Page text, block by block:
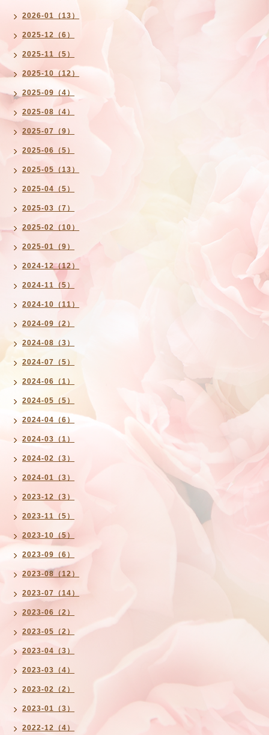
2026-01（13）
2025-12（6）
2025-11（5）
2025-10（12）
2025-09（4）
2025-08（4）
2025-07（9）
2025-06（5）
2025-05（13）
2025-04（5）
2025-03（7）
2025-02（10）
2025-01（9）
2024-12（12）
2024-11（5）
2024-10（11）
2024-09（2）
2024-08（3）
2024-07（5）
2024-06（1）
2024-05（5）
2024-04（6）
2024-03（1）
2024-02（3）
2024-01（3）
2023-12（3）
2023-11（5）
2023-10（5）
2023-09（6）
2023-08（12）
2023-07（14）
2023-06（2）
2023-05（2）
2023-04（3）
2023-03（4）
2023-02（2）
2023-01（3）
2022-12（4）